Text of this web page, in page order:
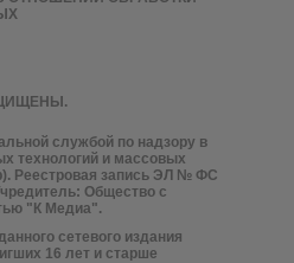
службой по надзору в
технологий и массовых
Реестровая запись ЭЛ № ФС
Общество с
"К Медиа".
сетевого издания
16 лет и старше